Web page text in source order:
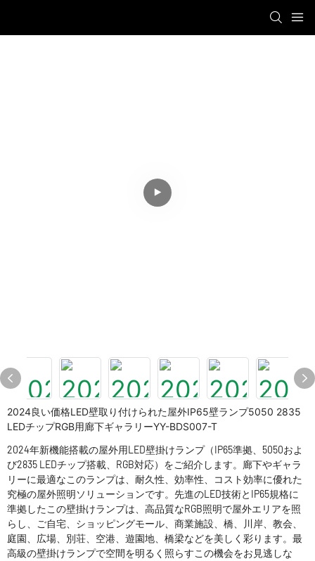
2024良い価格LED壁取り付けられた屋外IP65壁ランプ5050 2835
LEDチップRGB用廊下ギャラリーYY-BDS007-T
2024年新機能搭載の屋外用LED壁掛けランプ（IP65準拠、5050およ
び2835 LEDチップ搭載、RGB対応）をご紹介します。廊下やギャラ
リーに最適なこのランプは、耐久性、効率性、コスト効率に優れた
究極の屋外照明ソリューションです。先進のLED技術とIP65規格に
準拠したこの壁掛けランプは、高品質なRGB照明で屋外エリアを照
らし、ご自宅、ショッピングモール、商業施設、橋、川岸、教会、
庭園、広場、別荘、空港、遊園地、橋梁などを美しく彩ります。最
高級の壁掛けランプで空間を明るく照らすこの機会をお見逃しな